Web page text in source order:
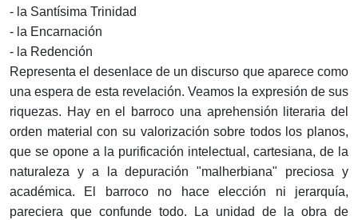
- la Santísima Trinidad
- la Encarnación
- la Redención
Representa el desenlace de un discurso que aparece como
una espera de esta revelación. Veamos la expresión de sus
riquezas. Hay en el barroco una aprehensión literaria del
orden material con su valorización sobre todos los planos,
que se opone a la purificación intelectual, cartesiana, de la
naturaleza y a la depuración "malherbiana" preciosa y
académica. El barroco no hace elección ni jerarquía,
pareciera que confunde todo. La unidad de la obra de